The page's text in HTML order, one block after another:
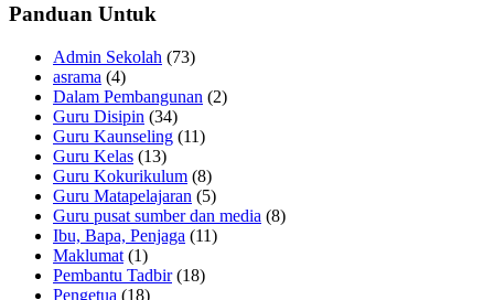
Panduan Untuk
Admin Sekolah (73)
asrama (4)
Dalam Pembangunan (2)
Guru Disipin (34)
Guru Kaunseling (11)
Guru Kelas (13)
Guru Kokurikulum (8)
Guru Matapelajaran (5)
Guru pusat sumber dan media (8)
Ibu, Bapa, Penjaga (11)
Maklumat (1)
Pembantu Tadbir(18)
Pengetua (18)